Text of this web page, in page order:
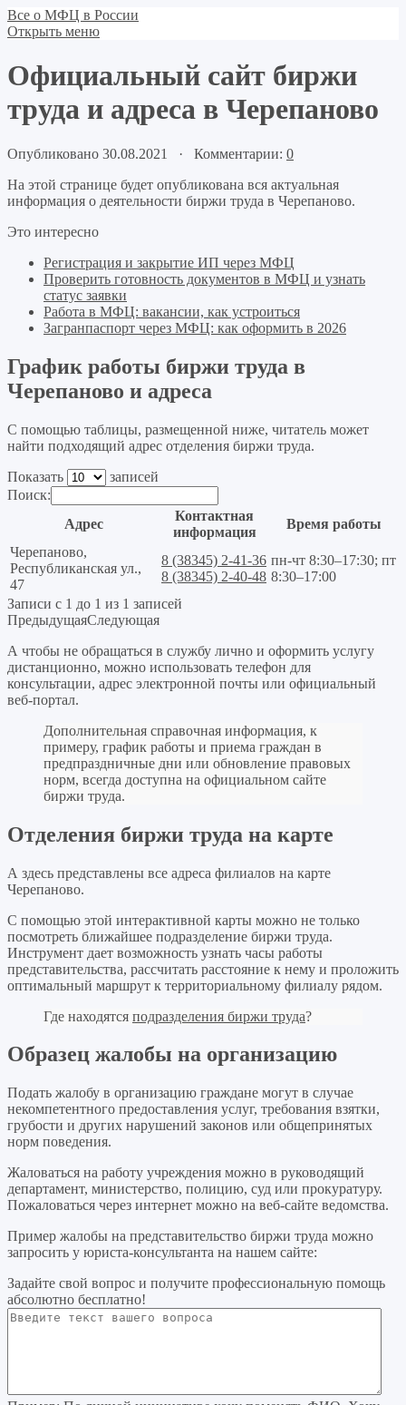
Все о МФЦ в России
Открыть меню
Официальный сайт биржи
труда и адреса в Черепаново
Опубликовано 30.08.2021 · Комментарии: 0
На этой странице будет опубликована вся актуальная
информация о деятельности биржи труда в Черепаново.
Это интересно
Регистрация и закрытие ИП через МФЦ
Проверить готовность документов в МФЦ и узнать
статус заявки
Работа в МФЦ: вакансии, как устроиться
Загранпаспорт через МФЦ: как оформить в 2026
График работы биржи труда в
Черепаново и адреса
С помощью таблицы, размещенной ниже, читатель может
найти подходящий адрес отделения биржи труда.
Показать
записей
Поиск:
Адрес
Контактная
информация
Время работы
Черепаново,
Республиканская ул.,
47
8 (38345) 2-41-36
8 (38345) 2-40-48
пн-чт 8:30–17:30; пт
8:30–17:00
Записи с 1 до 1 из 1 записей
ПредыдущаяСледующая
А чтобы не обращаться в службу лично и оформить услугу
дистанционно, можно использовать телефон для
консультации, адрес электронной почты или официальный
веб-портал.
Дополнительная справочная информация, к
примеру, график работы и приема граждан в
предпраздничные дни или обновление правовых
норм, всегда доступна на официальном сайте
биржи труда.
Отделения биржи труда на карте
А здесь представлены все адреса филиалов на карте
Черепаново.
С помощью этой интерактивной карты можно не только
посмотреть ближайшее подразделение биржи труда.
Инструмент дает возможность узнать часы работы
представительства, рассчитать расстояние к нему и проложить
оптимальный маршрут к территориальному филиалу рядом.
Где находятся подразделения биржи труда?
Образец жалобы на организацию
Подать жалобу в организацию граждане могут в случае
некомпетентного предоставления услуг, требования взятки,
грубости и других нарушений законов или общепринятых
норм поведения.
Жаловаться на работу учреждения можно в руководящий
департамент, министерство, полицию, суд или прокуратуру.
Пожаловаться через интернет можно на веб-сайте ведомства.
Пример жалобы на представительство биржи труда можно
запросить у юриста-консультанта на нашем сайте:
Задайте свой вопрос и получите профессиональную помощь
абсолютно бесплатно!